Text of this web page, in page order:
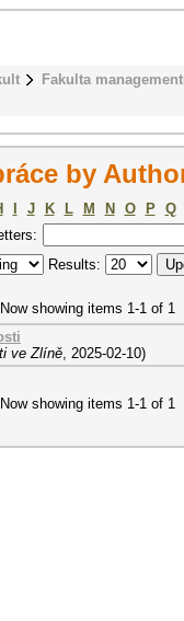
Fakulta
by
J K L M N O P
Q
Results:
Now showing items 1-1 of 1
ve Zlíně, 2025-02-10)
Now showing items 1-1 of 1